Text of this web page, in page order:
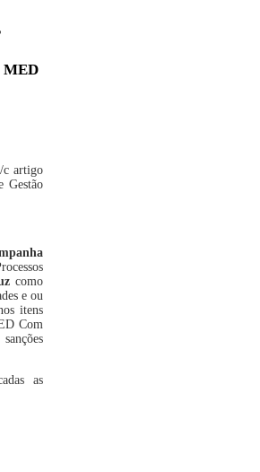
MED
c artigo
Gestão
como
e ou
itens
Com
sanções
as